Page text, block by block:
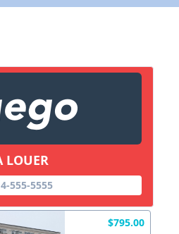
LOUER
555-5555
$795.00
(sera inclus dans courriel)
X Fermer Envoyez
X Fermer